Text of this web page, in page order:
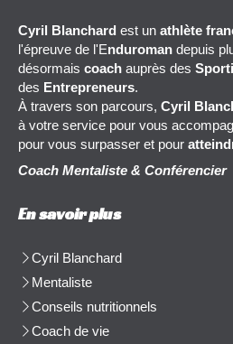
Cyril Blanchard est un athlète
l'épreuve de l'Enduroman depuis
désormais coach auprès des
des Entrepreneurs.
À travers son parcours, Cyril
à votre service pour vous
pour vous surpasser et pour
Coach Mentaliste & Conférencier
En savoir plus
Cyril Blanchard
Mentaliste
Conseils nutritionnels
Coach de vie